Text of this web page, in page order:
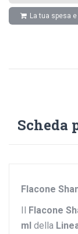
La tua spesa
Scheda
Flacone
Flacone
ml della